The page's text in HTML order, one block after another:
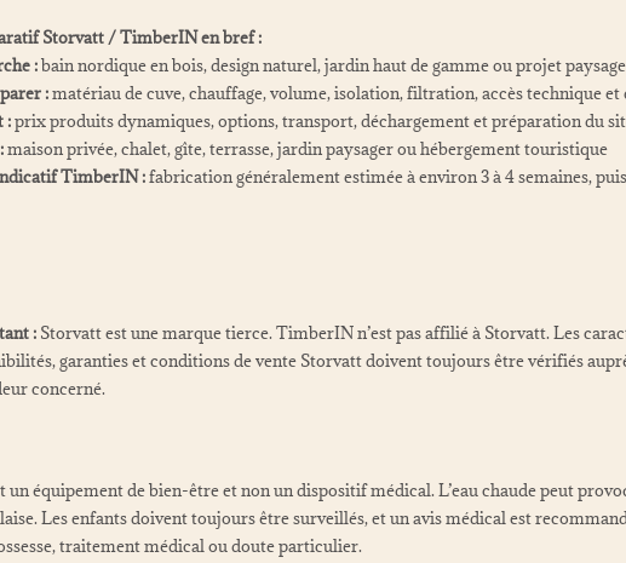
Storvatt / TimberIN en bref :
:bain nordique en bois, design naturel, jardin haut de gamme ou projet
:matériau de cuve, chauffage, volume, isolation, filtration, accès technique
:prix produits dynamiques, options, transport, déchargement et préparation du
maison privée, chalet, gîte, terrasse, jardin paysager ou hébergement touristique
TimberIN :fabrication généralement estimée à environ 3 à 4 semaines,
: Storvatt est une marque tierce. TimberIN n’est pas affilié à Storvatt. Les
garanties et conditions de vente Storvatt doivent toujours être vérifiés
concerné.
un équipement de bien-être et non un dispositif médical. L’eau chaude peut
Les enfants doivent toujours être surveillés, et un avis médical est
traitement médical ou doute particulier.